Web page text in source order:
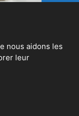
nous aidons les
leur